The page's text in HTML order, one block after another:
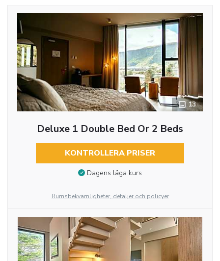
13
Deluxe 1 Double Bed Or 2 Beds
KONTROLLERA PRISER
Dagens låga kurs
Rumsbekvämligheter, detaljer och policyer